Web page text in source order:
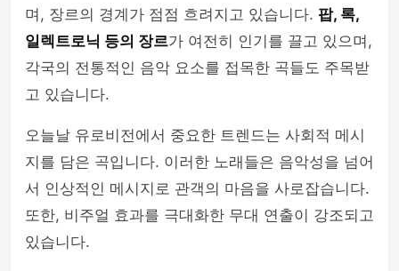
며, 장르의 경계가 점점 흐려지고 있습니다. 팝, 록,
일렉트로닉 등의 장르가 여전히 인기를 끌고 있으며,
각국의 전통적인 음악 요소를 접목한 곡들도 주목받
고 있습니다.
오늘날 유로비전에서 중요한 트렌드는 사회적 메시
지를 담은 곡입니다. 이러한 노래들은 음악성을 넘어
서 인상적인 메시지로 관객의 마음을 사로잡습니다.
또한, 비주얼 효과를 극대화한 무대 연출이 강조되고
있습니다.